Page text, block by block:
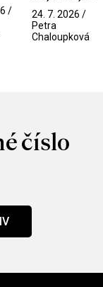
/
/ V nitru
manosféry
24. 7. 2026 /
Petra
Chaloupková
číslo